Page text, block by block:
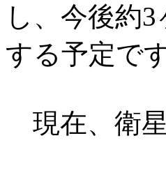
し、今後約
する予定です
現在、衛